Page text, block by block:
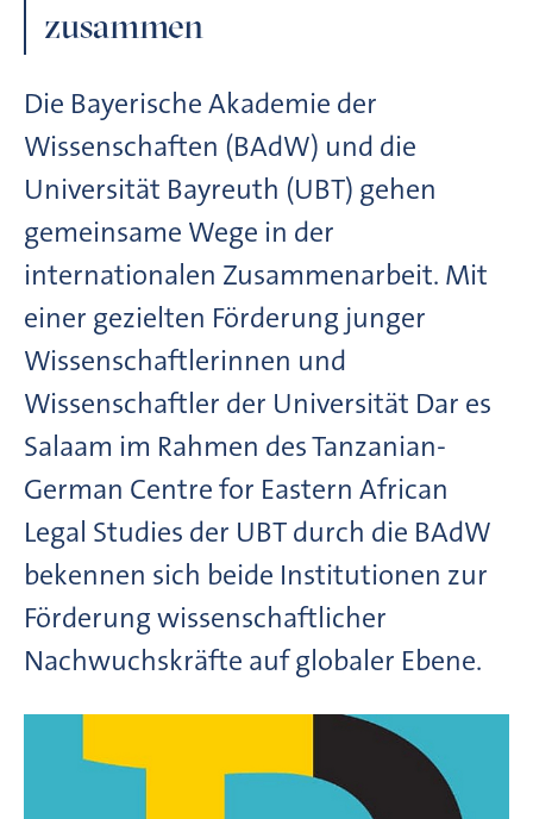
zusammen
Die Bayerische Akademie der
Wissenschaften (BAdW) und die
Universität Bayreuth (UBT) gehen
gemeinsame Wege in der
internationalen Zusammenarbeit. Mit
einer gezielten Förderung junger
Wissenschaftlerinnen und
Wissenschaftler der Universität Dar es
Salaam im Rahmen des Tanzanian-
German Centre for Eastern African
Legal Studies der UBT durch die BAdW
bekennen sich beide Institutionen zur
Förderung wissenschaftlicher
Nachwuchskräfte auf globaler Ebene.